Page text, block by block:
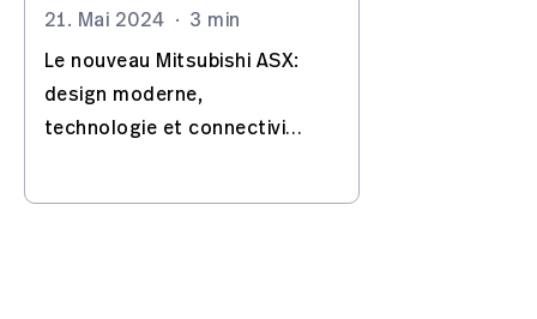
21. Mai 2024 · 3 min
Le nouveau Mitsubishi ASX:
design moderne,
technologie et connectivité